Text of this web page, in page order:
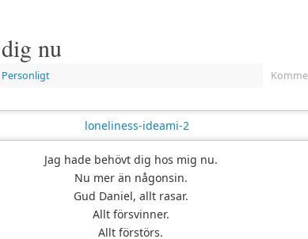
nu
Personligt
Jag hade behövt dig hos mig nu.
Nu mer än någonsin.
Gud Daniel, allt rasar.
Allt försvinner.
Allt förstörs.